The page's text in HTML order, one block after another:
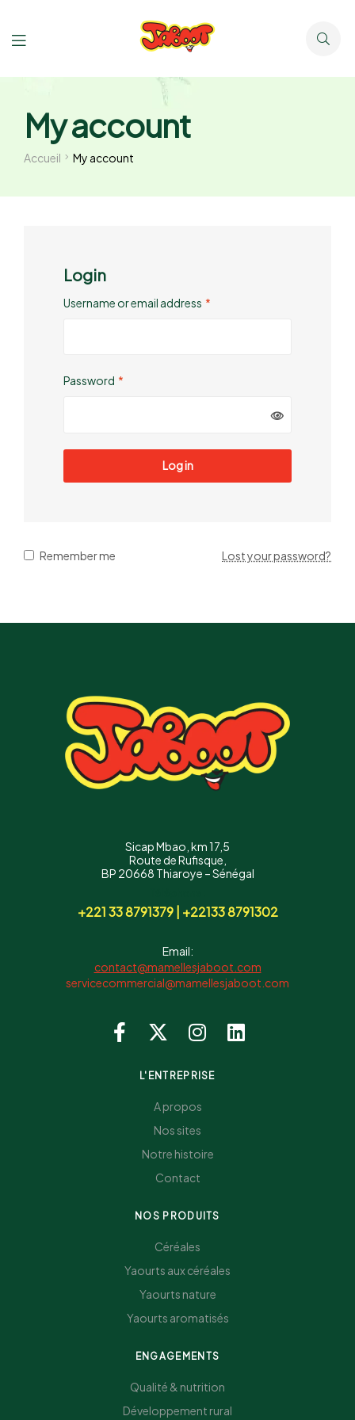
My account
Accueil My account
Login
Username or email address *
Password *
Log in
Remember me Lost your password?
L'ENTREPRISE
A propos
Nos sites
Notre histoire
Contact
NOS PRODUITS
Céréales
Yaourts aux céréales
Yaourts nature
Yaourts aromatisés
Sicap Mbao, km 17,5
Route de Rufisque,
BP 20668 Thiaroye – Sénégal
+221 33 8791379 | +22133 8791302
Email:
contact@mamellesjaboot.com
servicecommercial@mamellesjaboot.com
ENGAGEMENTS
Qualité & nutrition
Développement rural